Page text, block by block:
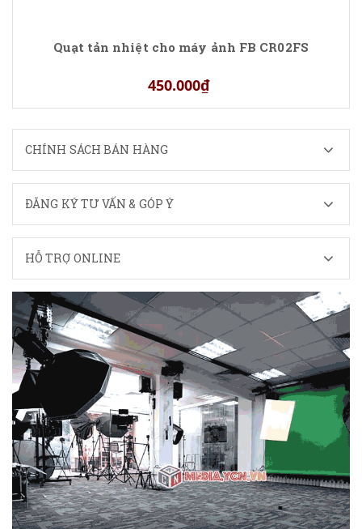
Quạt tản nhiệt cho máy ảnh FB CR02FS
450.000₫
CHÍNH SÁCH BÁN HÀNG
ĐĂNG KÝ TƯ VẤN & GÓP Ý
HỖ TRỢ ONLINE